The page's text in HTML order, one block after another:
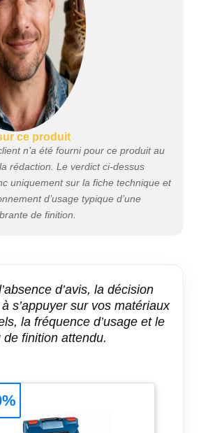
ce produit
n’a été fourni pour ce produit au
rédaction. Le verdict ci-dessus
uniquement sur la fiche technique et
d’usage typique d’une
de finition.
d’avis, la décision
s’appuyer sur vos matériaux
la fréquence d’usage et le
de finition attendu.